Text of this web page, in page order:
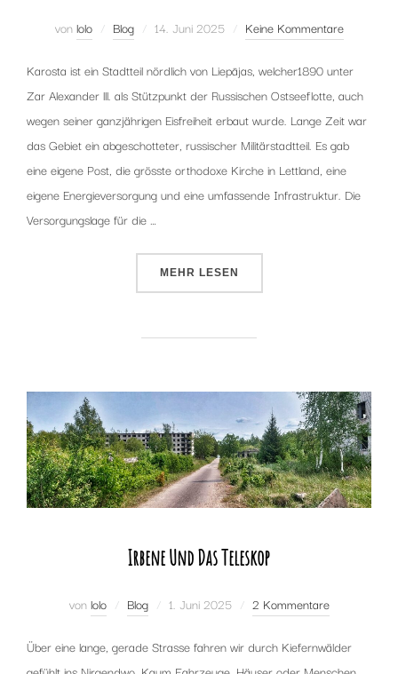
vonlolo Blog
Veröffentlicht
14. Juni 2025 Keine Kommentare
Karosta ist ein Stadtteil nördlich von Liepājas, welcher1890 unter
Zar Alexander lll. als Stützpunkt der Russischen Ostseeflotte, auch
wegen seiner ganzjährigen Eisfreiheit erbaut wurde. Lange Zeit war
das Gebiet ein abgeschotteter, russischer Militärstadtteil. Es gab
eine eigene Post, die grösste orthodoxe Kirche in Lettland, eine
eigene Energieversorgung und eine umfassende Infrastruktur. Die
Versorgungslage für die …
MEHR ÜBER „KAROSTA, EIN
LESEN
Irbene Und Das Teleskop
vonlolo Blog
Veröffentlicht
1. Juni 2025 2 Kommentare
Über eine lange, gerade Strasse fahren wir durch Kiefernwälder